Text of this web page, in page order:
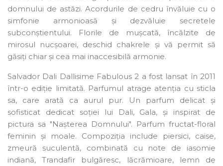
domnului de astăzi. Acordurile de cedru învăluie cu o
simfonie armonioasă și dezvăluie secretele
subconștientului. Florile de mușcată, încălzite de
mirosul nucșoarei, deschid chakrele și vă permit să
găsiți chiar și cea mai inaccesibilă armonie.
Salvador Dali Dallisime Fabulous 2 a fost lansat în 2011
într-o ediție limitată. Parfumul atrage atenția cu sticla
sa, care arată ca aurul pur. Un parfum delicat și
sofisticat dedicat soției lui Dali, Gala, și inspirat de
pictura sa "Nașterea Domnului". Parfum fructat-floral
feminin și moale. Compoziția include piersici, caise,
zmeură suculentă, combinată cu note de iasomie
indiană, Trandafir bulgăresc, lăcrămioare, lemn de
Creeaza o lista de dorinte ×